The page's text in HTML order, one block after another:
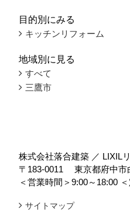
目的別にみる
キッチンリフォーム
地域別に見る
すべて
三鷹市
株式会社落合建築 ／ LIXIL
〒183-0011
東京都府中
＜営業時間＞9:00～18:00
サイトマップ